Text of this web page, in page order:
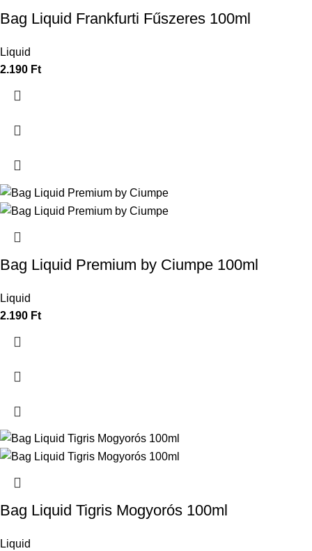
Bag Liquid Frankfurti Fűszeres 100ml
Liquid
2.190 Ft
Bag Liquid Premium by Ciumpe 100ml
Liquid
2.190 Ft
Bag Liquid Tigris Mogyorós 100ml
Liquid